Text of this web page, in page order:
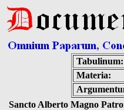
Tabulinum:
Materia:
Sancto Alberto Magno